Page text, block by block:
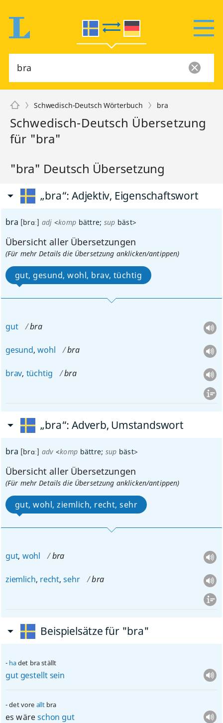
Schwedisch-Deutsch Wörterbuch bra
Schwedisch-Deutsch Übersetzung
für "bra"
"bra" Deutsch Übersetzung
„bra“: Adjektiv, Eigenschaftswort
bra [brɑː] adj <komp bättre; sup bäst>
Übersicht aller Übersetzungen
(Für mehr Details die Übersetzung anklicken/antippen)
gut, gesund, wohl, brav, tüchtig
gut bra
gesund,wohl bra
brav, tüchtig bra
„bra“: Adverb, Umstandswort
bra [brɑː] adv <komp bättre; sup bäst>
Übersicht aller Übersetzungen
(Für mehr Details die Übersetzung anklicken/antippen)
gut, wohl, ziemlich, recht, sehr
gut, wohl bra
ziemlich, recht,sehr bra
Beispielsätze für "bra"
hadet bra ställt
gut gestellt sein
det vore alltbra
es wäreschon gut